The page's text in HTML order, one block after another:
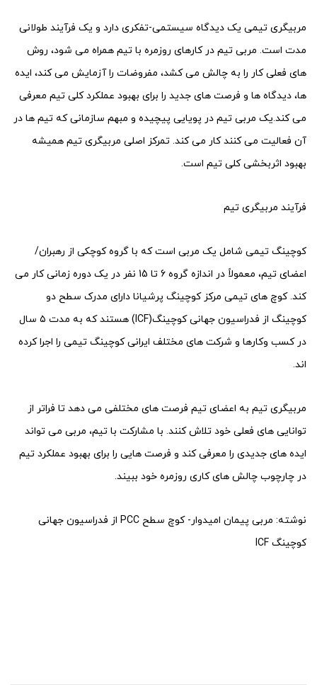
مربیگری تیمی یک دیدگاه سیستمی-تفکری دارد و یک فرآیند طولانی
مدت است. مربی تیم در کارهای روزمره با تیم همراه می شود، روش
های فعلی کار را به چالش می کشد، مفروضات را آزمایش می کند، ایده
ها، دیدگاه ها و فرصت های جدید را برای بهبود عملکرد کلی تیم معرفی
می کند.یک مربی تیم در پویایی پیچیده و مبهم سازمانی که تیم ها در
آن فعالیت می کنند کار می کند. تمرکز اصلی مربیگری تیم همیشه
بهبود اثربخشی کلی تیم است.
فرآیند مربیگری تیم
کوچینگ تیمی شامل یک مربی است که با گروه کوچکی از رهبران/
اعضای تیم، معمولاً در اندازه گروه 6 تا 15 نفر در یک دوره زمانی کار می
کند. کوچ های تیمی مرکز کوچینگ پرشیانا دارای مدرک سطح دو
کوچینگ از فدراسیون جهانی کوچینگ(ICF) هستند که به مدت ۵ سال
در کسب وکارها و شرکت های مختلف ایرانی کوچینگ تیمی را اجرا کرده
اند.
مربیگری تیم به اعضای تیم فرصت های مختلفی می دهد تا فراتر از
توانایی های فعلی خود تلاش کنند. با مشارکت با تیم، مربی می تواند
ایده های جدیدی را معرفی کند و فرصت هایی را برای بهبود عملکرد تیم
در چارچوب چالش های کاری روزمره خود ببیند.
نوشته: مربی پیمان امیدوار- کوچ سطح PCC از فدراسیون جهانی
کوچینگ ICF